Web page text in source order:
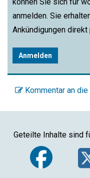
anmelden. Sie
Ankündigungen
Anmelden
Kommentar an
Geteilte Inhalte sind